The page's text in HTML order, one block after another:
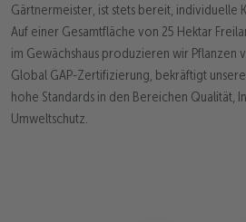
Gärtnermeister, ist stets bereit, individuelle
Auf einer Gesamtfläche von 25 Hektar
im Gewächshaus produzieren wir Pflanzen
Global GAP-Zertifizierung, bekräftigt
hohe Standards in den Bereichen Qualität,
Umweltschutz.